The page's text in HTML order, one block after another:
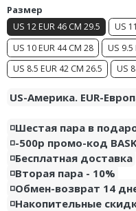
Размер
US 12 EUR 46 CM 29.5
US
US 10 EUR 44 CM 28
US 9.5
US 8.5 EUR 42 CM 26.5
US
US-Америка. EUR-
◽️Шестая пара в
◽️-500р промо-код
◽️Бесплатная доставка
◽️Вторая пара - 10%
◽️Обмен-возврат 14
◽️Накопительные
Nike Freak
Nike KD
Nike PG
Nike Kobe
Nike Uptempo
Nike Foamposite